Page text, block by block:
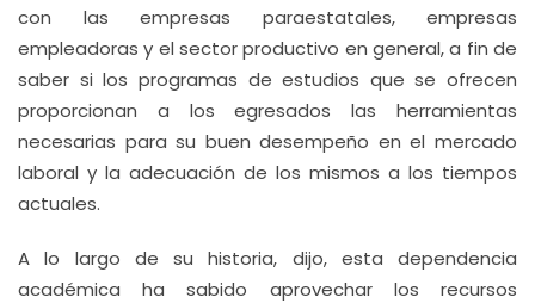
con las empresas paraestatales, empresas
empleadoras y el sector productivo en general, a fin de
saber si los programas de estudios que se ofrecen
proporcionan a los egresados las herramientas
necesarias para su buen desempeño en el mercado
laboral y la adecuación de los mismos a los tiempos
actuales.
A lo largo de su historia, dijo, esta dependencia
académica ha sabido aprovechar los recursos